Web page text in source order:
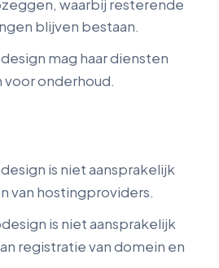
waarbij resterende
blijven bestaan.
mag haar diensten
onderhoud.
is niet aansprakelijk
van hostingproviders.
is niet aansprakelijk
registratie van domein en